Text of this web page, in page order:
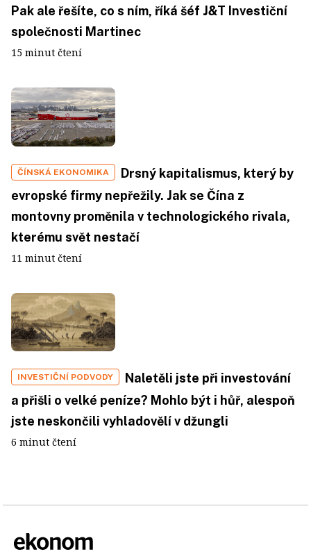
Pak ale řešíte, co s ním, říká šéf J&T Investiční
společnosti Martinec
15 minut čtení
ČÍNSKÁ EKONOMIKA
Drsný kapitalismus, který by
evropské firmy nepřežily. Jak se Čína z
montovny proměnila v technologického rivala,
kterému svět nestačí
11 minut čtení
INVESTIČNÍ PODVODY
Naletěli jste při investování
a přišli o velké peníze? Mohlo být i hůř, alespoň
jste neskončili vyhladovělí v džungli
6 minut čtení